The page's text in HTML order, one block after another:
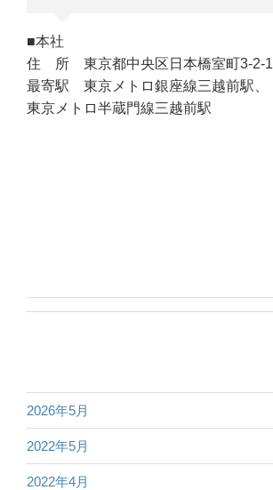
■本社
住 所 東京都中央区日本橋室町3-2-1
最寄駅 東京メトロ銀座線三越前駅、
東京メトロ半蔵門線三越前駅
2026年5月
2022年5月
2022年4月